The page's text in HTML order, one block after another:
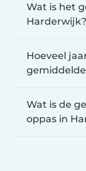
Wat is het
Harderwijk?
Hoeveel
Wat is de
oppas in